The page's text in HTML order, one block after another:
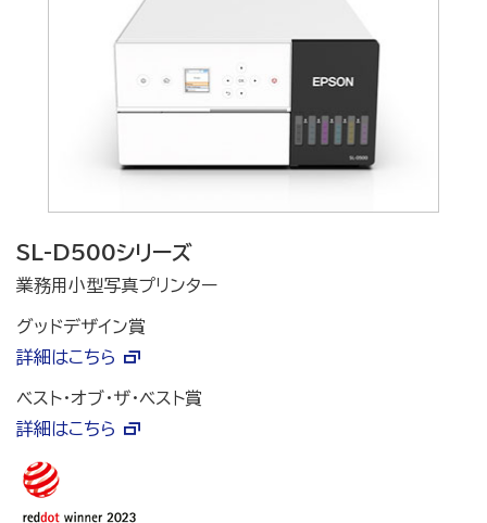
SL-D500シリーズ
業務用小型写真プリンター
グッドデザイン賞
詳細はこちら
ベスト・オブ・ザ・ベスト賞
詳細はこちら